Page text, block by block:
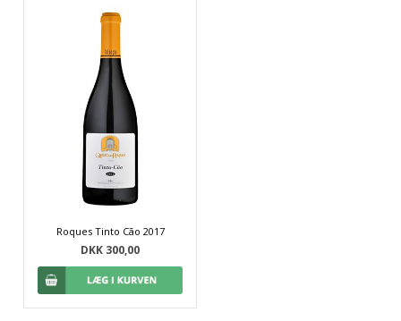
Roques Tinto Cão 2017
DKK 300,00